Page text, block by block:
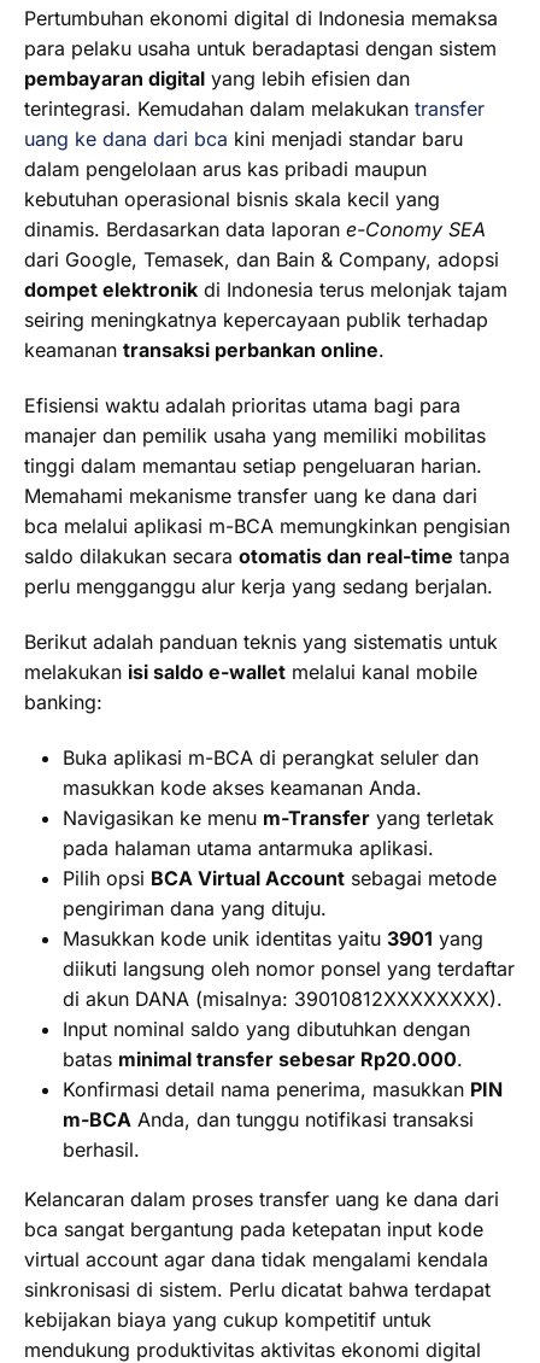
Pertumbuhan ekonomi digital di Indonesia memaksa
para pelaku usaha untuk beradaptasi dengan sistem
pembayaran digital yang lebih efisien dan
terintegrasi. Kemudahan dalam melakukan transfer
uang ke dana dari bca kini menjadi standar baru
dalam pengelolaan arus kas pribadi maupun
kebutuhan operasional bisnis skala kecil yang
dinamis. Berdasarkan data laporan e-Conomy SEA
dari Google, Temasek, dan Bain & Company, adopsi
dompet elektronik di Indonesia terus melonjak tajam
seiring meningkatnya kepercayaan publik terhadap
keamanan transaksi perbankan online.
Efisiensi waktu adalah prioritas utama bagi para
manajer dan pemilik usaha yang memiliki mobilitas
tinggi dalam memantau setiap pengeluaran harian.
Memahami mekanisme transfer uang ke dana dari
bca melalui aplikasi m-BCA memungkinkan pengisian
saldo dilakukan secara otomatis dan real-time tanpa
perlu mengganggu alur kerja yang sedang berjalan.
Berikut adalah panduan teknis yang sistematis untuk
melakukan isi saldo e-wallet melalui kanal mobile
banking:
Buka aplikasi m-BCA di perangkat seluler dan
masukkan kode akses keamanan Anda.
Navigasikan ke menu m-Transfer yang terletak
pada halaman utama antarmuka aplikasi.
Pilih opsi BCA Virtual Account sebagai metode
pengiriman dana yang dituju.
Masukkan kode unik identitas yaitu 3901 yang
diikuti langsung oleh nomor ponsel yang terdaftar
di akun DANA (misalnya: 39010812XXXXXXXX).
Input nominal saldo yang dibutuhkan dengan
batas minimal transfer sebesar Rp20.000.
Konfirmasi detail nama penerima, masukkan PIN
m-BCA Anda, dan tunggu notifikasi transaksi
berhasil.
Kelancaran dalam proses transfer uang ke dana dari
bca sangat bergantung pada ketepatan input kode
virtual account agar dana tidak mengalami kendala
sinkronisasi di sistem. Perlu dicatat bahwa terdapat
kebijakan biaya yang cukup kompetitif untuk
mendukung produktivitas aktivitas ekonomi digital